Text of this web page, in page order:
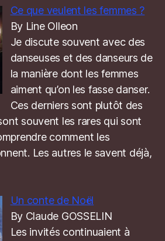
Ce que veulent les femmes ?
By Line Olleon
Je discute souvent avec des
danseuses et des danseurs de
la manière dont les femmes
aiment qu’on les fasse danser.
Ces derniers sont plutôt des
souvent les rares qui sont
comment les
Les autres le savent déjà,
Un conte de Noël
By Claude GOSSELIN
Les invités continuaient à